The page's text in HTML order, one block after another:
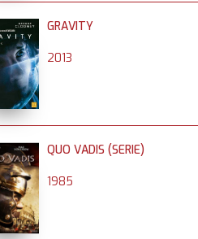
GRAVITY
2013
QUO VADIS (SERIE)
1985